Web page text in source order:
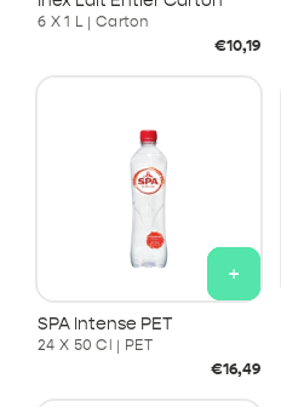
6 X 1 L | Carton
Prix
€10,19
+
SPA Intense PET
24 X 50 Cl | PET
Prix
€16,49